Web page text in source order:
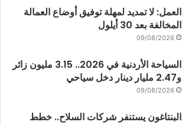
العمل: لا تمديد لمهلة توفيق أوضاع العمالة
المخالفة بعد 30 أيلول
09/08/2026
السياحة الأردنية في 2026.. 3.15 مليون زائر
و2.47 مليار دينار دخل سياحي
09/08/2026
البنتاغون يستنفر شركات السلاح.. خطط